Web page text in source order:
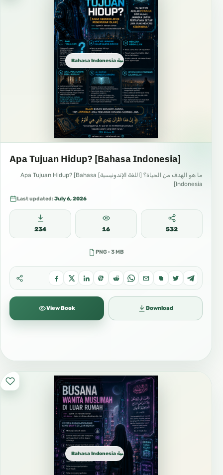
Bahasa Indonesia الإندونيسية
Apa Tujuan Hidup? [Bahasa Indonesia]
ما هو الهدف من الحياة؟ [اللغة الإندونيسية] Apa Tujuan Hidup? [Bahasa
Indonesia]
Last updated:July 6, 2026
234 16 532
PNG · 3 MB
View Book Download
Bahasa Indonesia الإندونيسية